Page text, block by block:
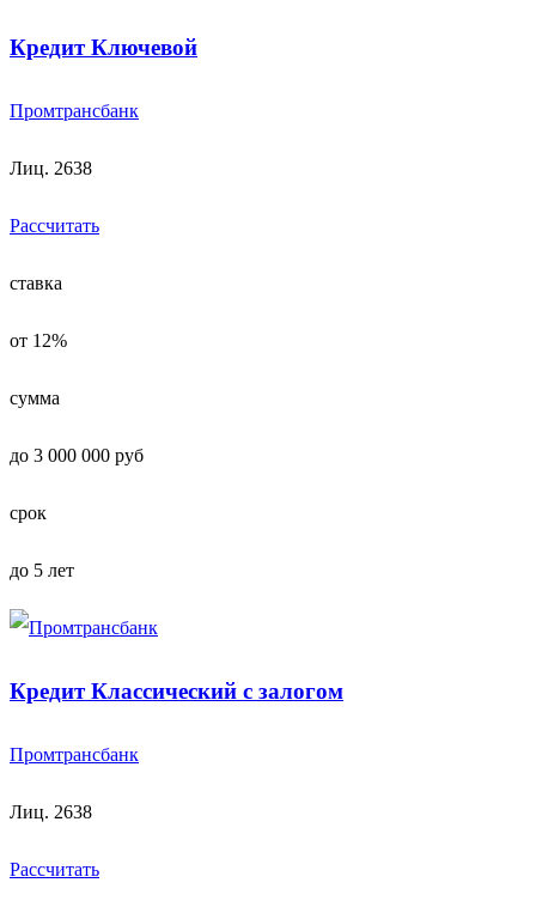
Кредит Ключевой
Промтрансбанк
Лиц. 2638
Рассчитать
ставка
от 12%
сумма
до 3 000 000 руб
срок
до 5 лет
Кредит Классический с залогом
Промтрансбанк
Лиц. 2638
Рассчитать